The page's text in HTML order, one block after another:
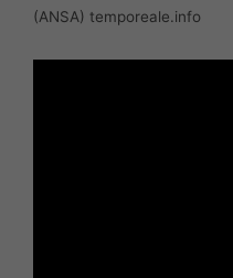
(ANSA) temporeale.info